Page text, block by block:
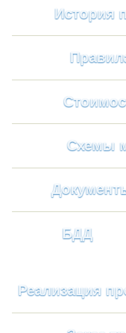
История
Схемы
Реализация